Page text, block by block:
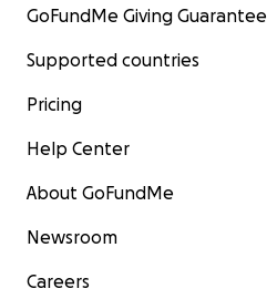
GoFundMe Giving Guarantee
Supported countries
Pricing
Help Center
About GoFundMe
Newsroom
Careers